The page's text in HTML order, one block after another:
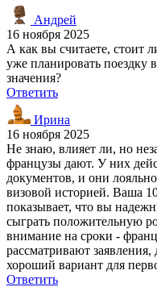
Андрей
16 ноября 2025
А как вы считаете, стоит
уже планировать поездку
значения?
Ответить
Ирина
16 ноября 2025
Не знаю, влияет ли, но
французы дают. У них
документов, и они
визовой историей. Ваша
показывает, что вы
сыграть положительную
внимание на сроки -
рассматривают
хороший вариант для
Ответить